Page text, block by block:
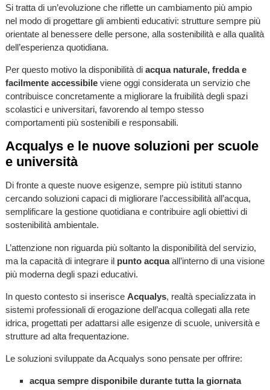
Si tratta di un’evoluzione che riflette un cambiamento più ampio
nel modo di progettare gli ambienti educativi: strutture sempre più
orientate al benessere delle persone, alla sostenibilità e alla qualità
dell’esperienza quotidiana.
Per questo motivo la disponibilità di acqua naturale, fredda e
facilmente accessibileviene oggi considerata un servizio che
contribuisce concretamente a migliorare la fruibilità degli spazi
scolastici e universitari, favorendo al tempo stesso
comportamenti più sostenibili e responsabili.
Acqualys e le nuove soluzioni per scuole
e università
Di fronte a queste nuove esigenze, sempre più istituti stanno
cercando soluzioni capaci di migliorare l’accessibilità all’acqua,
semplificare la gestione quotidiana e contribuire agli obiettivi di
sostenibilità ambientale.
L’attenzione non riguarda più soltanto la disponibilità del servizio,
ma la capacità di integrare il punto acquaall’interno di una visione
più moderna degli spazi educativi.
In questo contesto si inserisce Acqualys, realtà specializzata in
sistemi professionali di erogazione dell’acqua collegati alla rete
idrica, progettati per adattarsi alle esigenze di scuole, università e
strutture ad alta frequentazione.
Le soluzioni sviluppate da Acqualys sono pensate per offrire:
acqua sempre disponibile durante tutta la giornata